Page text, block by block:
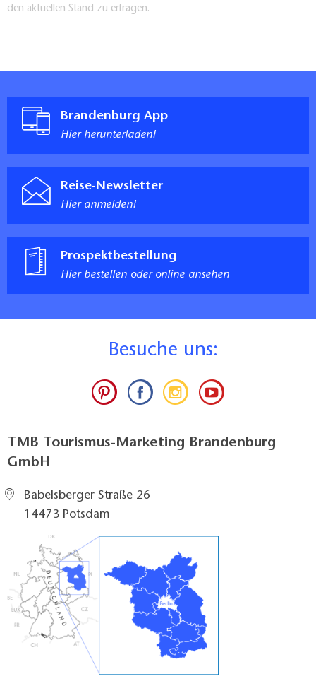
den aktuellen Stand zu erfragen.
Brandenburg App
Hier herunterladen!
Reise-Newsletter
Hier anmelden!
Prospektbestellung
Hier bestellen oder online ansehen
Besuche uns:
TMB Tourismus-Marketing Brandenburg
GmbH
Babelsberger Straße 26
14473 Potsdam